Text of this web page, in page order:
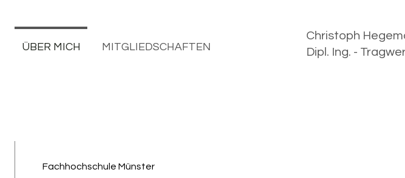
ÜBER MICH MITGLIEDSCHAFTEN
Christoph
Dipl. Ing. -
Fachhochschule Münster